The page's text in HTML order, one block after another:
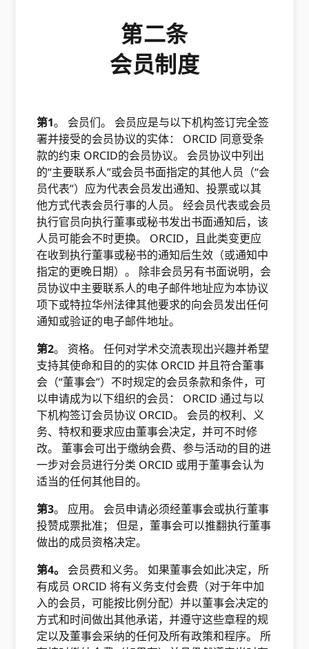
第二条
会员制度
第1。 会员们。 会员应是与以下机构签订完全签
署并接受的会员协议的实体： ORCID 同意受条
款的约束 ORCID的会员协议。 会员协议中列出
的“主要联系人”或会员书面指定的其他人员（“会
员代表”）应为代表会员发出通知、投票或以其
他方式代表会员行事的人员。 经会员代表或会员
执行官员向执行董事或秘书发出书面通知后，该
人员可能会不时更换。 ORCID，且此类变更应
在收到执行董事或秘书的通知后生效（或通知中
指定的更晚日期）。 除非会员另有书面说明，会
员协议中主要联系人的电子邮件地址应为本协议
项下或特拉华州法律其他要求的向会员发出任何
通知或验证的电子邮件地址。
第2。 资格。 任何对学术交流表现出兴趣并希望
支持其使命和目的的实体 ORCID 并且符合董事
会（“董事会”）不时规定的会员条款和条件，可
以申请成为以下组织的会员： ORCID 通过与以
下机构签订会员协议 ORCID。 会员的权利、义
务、特权和要求应由董事会决定，并可不时修
改。 董事会可出于缴纳会费、参与活动的目的进
一步对会员进行分类 ORCID 或用于董事会认为
适当的任何其他目的。
第3。 应用。 会员申请必须经董事会或执行董事
投赞成票批准； 但是，董事会可以推翻执行董事
做出的成员资格决定。
第4。
会员费和义务。 如果董事会如此决定，所
有成员 ORCID 将有义务支付会费（对于年中加
入的会员，可能按比例分配）并以董事会决定的
方式和时间做出其他承诺，并遵守这些章程的规
定以及董事会采纳的任何及所有政策和程序。 所